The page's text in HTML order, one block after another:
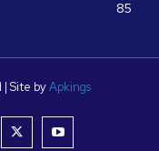
85
Site byApkings